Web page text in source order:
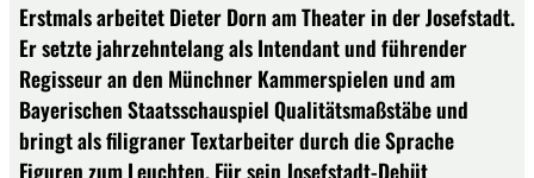
Erstmals arbeitet Dieter Dorn am Theater in der Josefstadt.
Er setzte jahrzehntelang als Intendant und führender
Regisseur an den Münchner Kammerspielen und am
Bayerischen Staatsschauspiel Qualitätsmaßstäbe und
bringt als filigraner Textarbeiter durch die Sprache
Figuren zum Leuchten. Für sein Josefstadt-Debüt